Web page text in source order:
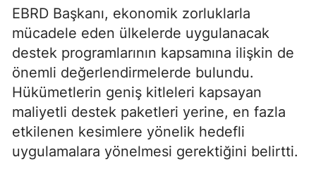
EBRD Başkanı, ekonomik zorluklarla
mücadele eden ülkelerde uygulanacak
destek programlarının kapsamına ilişkin de
önemli değerlendirmelerde bulundu.
Hükümetlerin geniş kitleleri kapsayan
maliyetli destek paketleri yerine, en fazla
etkilenen kesimlere yönelik hedefli
uygulamalara yönelmesi gerektiğini belirtti.